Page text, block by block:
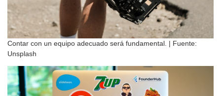
Contar con un equipo adecuado será fundamental. | Fuente:
Unsplash